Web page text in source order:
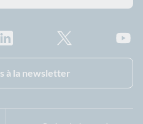
à la newsletter